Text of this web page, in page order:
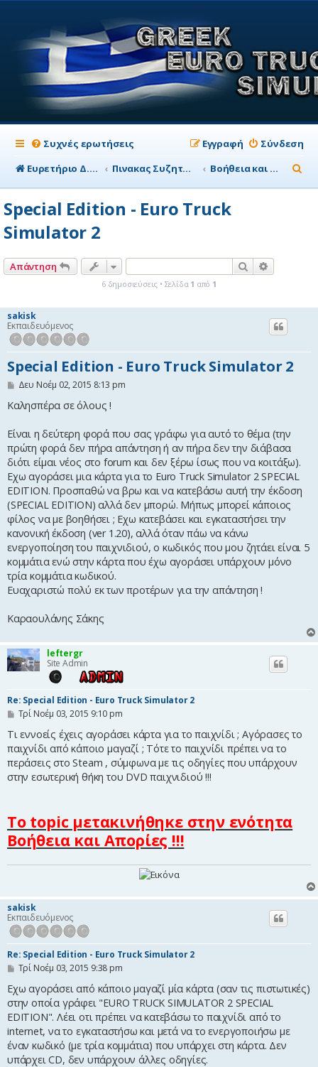
Συχνές ερωτήσεις Σύνδεση
Εγγραφή
Ευρετήριο Δ. Συζήτησης
Πινακας Συζητησης Βοήθεια και απορίες
ν
σ
Special Edition - Euro Truck
Simulator 2
Απάντηση Αναζήτηση
6 δημοσιεύσεις • Σελίδα 1 από 1
sakisk
Εκπαιδευόμενος
Special Edition - Euro Truck Simulator 2
Δ
μ
ί
ε
υ
σ
η
Δευ Νοέμ 02, 2015 8:13 pm
Καλησπέρα σε όλους !
Είναι η δεύτερη φορά που σας γράφω για αυτό το θέμα (την
πρώτη φορά δεν πήρα απάντηση ή αν πήρα δεν την διάβασα
διότι είμαι νέος στο forum και δεν ξέρω ίσως που να κοιτάξω).
Εχω αγοράσει μια κάρτα για το Euro Truck Simulator 2 SPECIAL
EDITION. Προσπαθώ να βρω και να κατεβάσω αυτή την έκδοση
(SPECIAL EDITION) αλλά δεν μπορώ. Μήπως μπορεί κάποιος
φίλος να με βοηθήσει ; Εχω κατεβάσει και εγκαταστήσει την
κανονική έκδοση (ver 1.20), αλλά όταν πάω να κάνω
ενεργοποίηση του παιχνιδιού, ο κωδικός που μου ζητάει είναι 5
κομμάτια ενώ στην κάρτα που έχω αγοράσει υπάρχουν μόνο
τρία κομμάτια κωδικού.
Ευαχαριστώ πολύ εκ των προτέρων για την απάντηση !
Καραουλάνης Σάκης
leftergr
Site Admin
Re: Special Edition - Euro Truck Simulator 2
Δ
μ
σ
ί
ε
υ
Τρί Νοέμ 03, 2015 9:10 pm
Τι εννοείς έχεις αγοράσει κάρτα για το παιχνίδι ; Αγόρασες το
παιχνίδι από κάποιο μαγαζί ; Τότε το παιχνίδι πρέπει να το
περάσεις στο Steam , σύμφωνα με τις οδηγίες που υπάρχουν
στην εσωτερική θήκη του DVD παιχνιδιού !!!
Το topic μετακινήθηκε στην ενότητα
Βοήθεια και Απορίες !!!
sakisk
Εκπαιδευόμενος
Re: Special Edition - Euro Truck Simulator 2
Δ
μ
ο
σ
ί
ε
υ
σ
η
Τρί Νοέμ 03, 2015 9:38 pm
Εχω αγοράσει από κάποιο μαγαζί μία κάρτα (σαν τις πιστωτικές)
στην οποία γράφει "EURO TRUCK SIMULATOR 2 SPECIAL
EDITION". Λέει οτι πρέπει να κατεβάσω το παιχνίδι από το
internet, να το εγκαταστήσω και μετά να το ενεργοποιήσω με
έναν κωδικό (με τρία κομμάτια) που υπάρχει στη κάρτα. Δεν
υπάρχει CD, δεν υπάρχουν άλλες οδηγίες.